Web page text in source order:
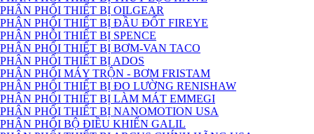
PHÂN PHỐI THIẾT BỊ OILGEAR
PHÂN PHỐI THIẾT BỊ ĐẦU ĐỐT FIREYE
PHÂN PHỖI THIẾT BỊ SPENCE
PHÂN PHỐI THIẾT BỊ BƠM-VAN TACO
PHÂN PHỐI THIẾT BỊ ADOS
PHÂN PHỐI MÁY TRỘN - BƠM FRISTAM
PHÂN PHỐI THIẾT BỊ ĐO LƯỜNG RENISHAW
PHÂN PHỐI THIẾT BỊ LÀM MÁT EMMEGI
PHÂN PHỐI THIẾT BỊ NANOMOTION USA
PHÂN PHỐI BỘ ĐIỀU KHIỂN GALIL